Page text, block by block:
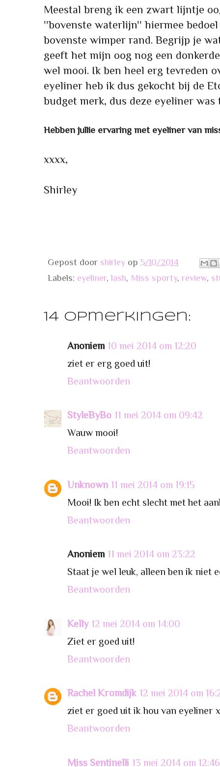
Meestal breng ik een zwart lijntje
''bovenste waterlijn'' hiermee
bovenste wimper rand. Begrijp je
geeft het mijn oog nog een
wel mooi. Ik ben heel erg tevreden
eyeliner heb ik dus gekocht bij de
budget merk, dus deze eyeliner
Hebben jullie ervaring met eyeliner van
xxxx,
Shirley
Gepost door shirley op 5/10/2014
Labels: eyeliner,lash, Miss sporty,review,
14 opmerkingen:
Anoniem 10 mei 2014 om 12:20
ziet er erg goed uit!
Beantwoorden
StyleByBo 11 mei 2014 om 09:42
Wauw mooi!
Beantwoorden
Unknown 11 mei 2014 om 19:15
Mooi! Ik ben echt slecht met het
Beantwoorden
Anoniem 11 mei 2014 om 23:22
Staat je wel leuk, alleen ben ik niet
Beantwoorden
Kelly 12 mei 2014 om 14:00
Ziet er goed uit!
Beantwoorden
Rachel Kromdijk 12 mei 2014 om
ziet er goed uit ik hou van eyeliner x
Beantwoorden
Miss Sentinelli 13 mei 2014 om 12:46